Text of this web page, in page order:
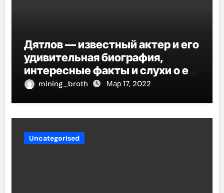
Дятлов — известный актер и его
удивительная биография,
интересные факты и слухи о его
личной жизни
mining_broth Мар 17, 2022
Uncategorised